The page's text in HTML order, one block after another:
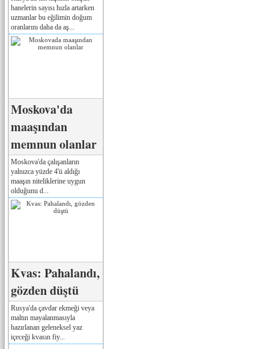
hanelerin sayısı hızla artarken
uzmanlar bu eğilimin doğum
oranlarını daha da aş...
Moskova'da
maaşından
memnun olanlar
Moskova'da çalışanların
yalnızca yüzde 4'ü aldığı
maaşın niteliklerine uygun
olduğunu d...
Kvas: Pahalandı,
gözden düştü
Rusya'da çavdar ekmeği veya
maltın mayalanmasıyla
hazırlanan geleneksel yaz
içeceği kvasın fiy...